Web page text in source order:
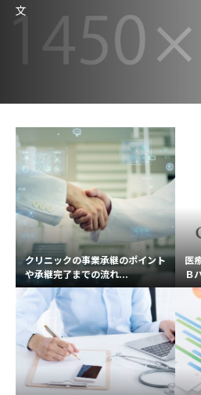
文
クリニックの事業承継のポイント
や承継完了までの流れ...
医
Ｂ